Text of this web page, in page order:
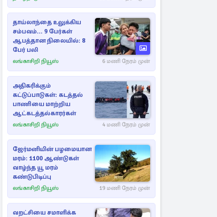
தாய்லாந்தை உலுக்கிய
சம்பவம்... 9 பேர்கள்
ஆபத்தான நிலையில்: 8
பேர் பலி
லங்காசிறி நியூஸ் 6 மணி நேரம் முன்
அதிகரிக்கும்
கட்டுப்பாடுகள்: கடத்தல்
பாணியை மாற்றிய
ஆட்கடத்தல்காரர்கள்
லங்காசிறி நியூஸ் 4 மணி நேரம் முன்
ஜேர்மனியின் பழமையான
மரம்: 1100 ஆண்டுகள்
வாழ்ந்த யூ மரம்
கண்டுபிடிப்பு
லங்காசிறி நியூஸ் 19 மணி நேரம் முன்
வறட்சியை சமாளிக்க